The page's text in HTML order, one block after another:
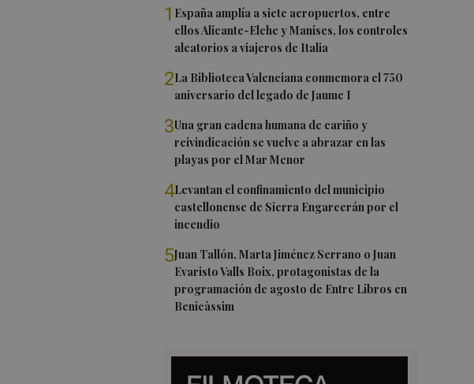
1 España amplía a siete aeropuertos, entre
ellos Alicante-Elche y Manises, los controles
aleatorios a viajeros de Italia
2La Biblioteca Valenciana conmemora el 750
aniversario del legado de Jaume I
3Una gran cadena humana de cariño y
reivindicación se vuelve a abrazar en las
playas por el Mar Menor
4Levantan el confinamiento del municipio
castellonense de Sierra Engarcerán por el
incendio
5Juan Tallón, Marta Jiménez Serrano o Juan
Evaristo Valls Boix, protagonistas de la
programación de agosto de Entre Libros en
Benicàssim